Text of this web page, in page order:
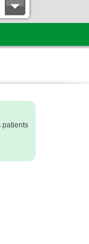
patients